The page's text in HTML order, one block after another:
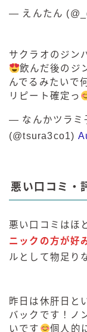
— えんたん
サクラオのジン
飲んだ後のジ
んでるみたいで
リピート確定っ
— なんかツラミ
(@tsura3co1)
悪い口コミ・
悪い口コミはほ
ニックの方が好
ルとして物足り
昨日は休肝日と
バックです！ノ
いです
個人的